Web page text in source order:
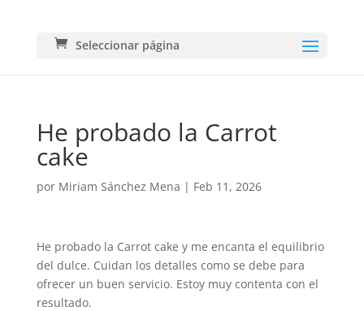
Seleccionar página
He probado la Carrot
cake
por Miriam Sánchez Mena | Feb 11, 2026
He probado la Carrot cake y me encanta el equilibrio
del dulce. Cuidan los detalles como se debe para
ofrecer un buen servicio. Estoy muy contenta con el
resultado.